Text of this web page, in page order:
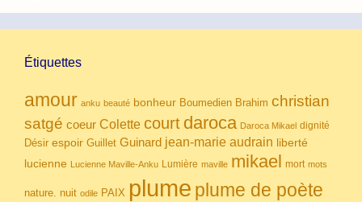
Étiquettes
amour anku beauté bonheur Boumedien Brahim christian
satgé coeur Colette court daroca Daroca Mikael dignité
Désir espoir Guillet Guinard jean-marie audrain liberté
lucienne Lucienne Maville-Anku Lumière maville mikael mort mots
nature. nuit odile PAIX plume plume de poète